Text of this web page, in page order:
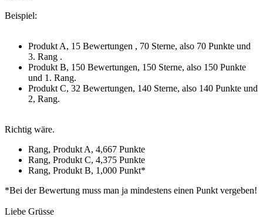
Beispiel:
Produkt A, 15 Bewertungen , 70 Sterne, also 70 Punkte und
3. Rang .
Produkt B, 150 Bewertungen, 150 Sterne, also 150 Punkte
und 1. Rang.
Produkt C, 32 Bewertungen, 140 Sterne, also 140 Punkte und
2, Rang.
Richtig wäre.
Rang, Produkt A, 4,667 Punkte
Rang, Produkt C, 4,375 Punkte
Rang, Produkt B, 1,000 Punkt*
*Bei der Bewertung muss man ja mindestens einen Punkt vergeben!
Liebe Grüsse